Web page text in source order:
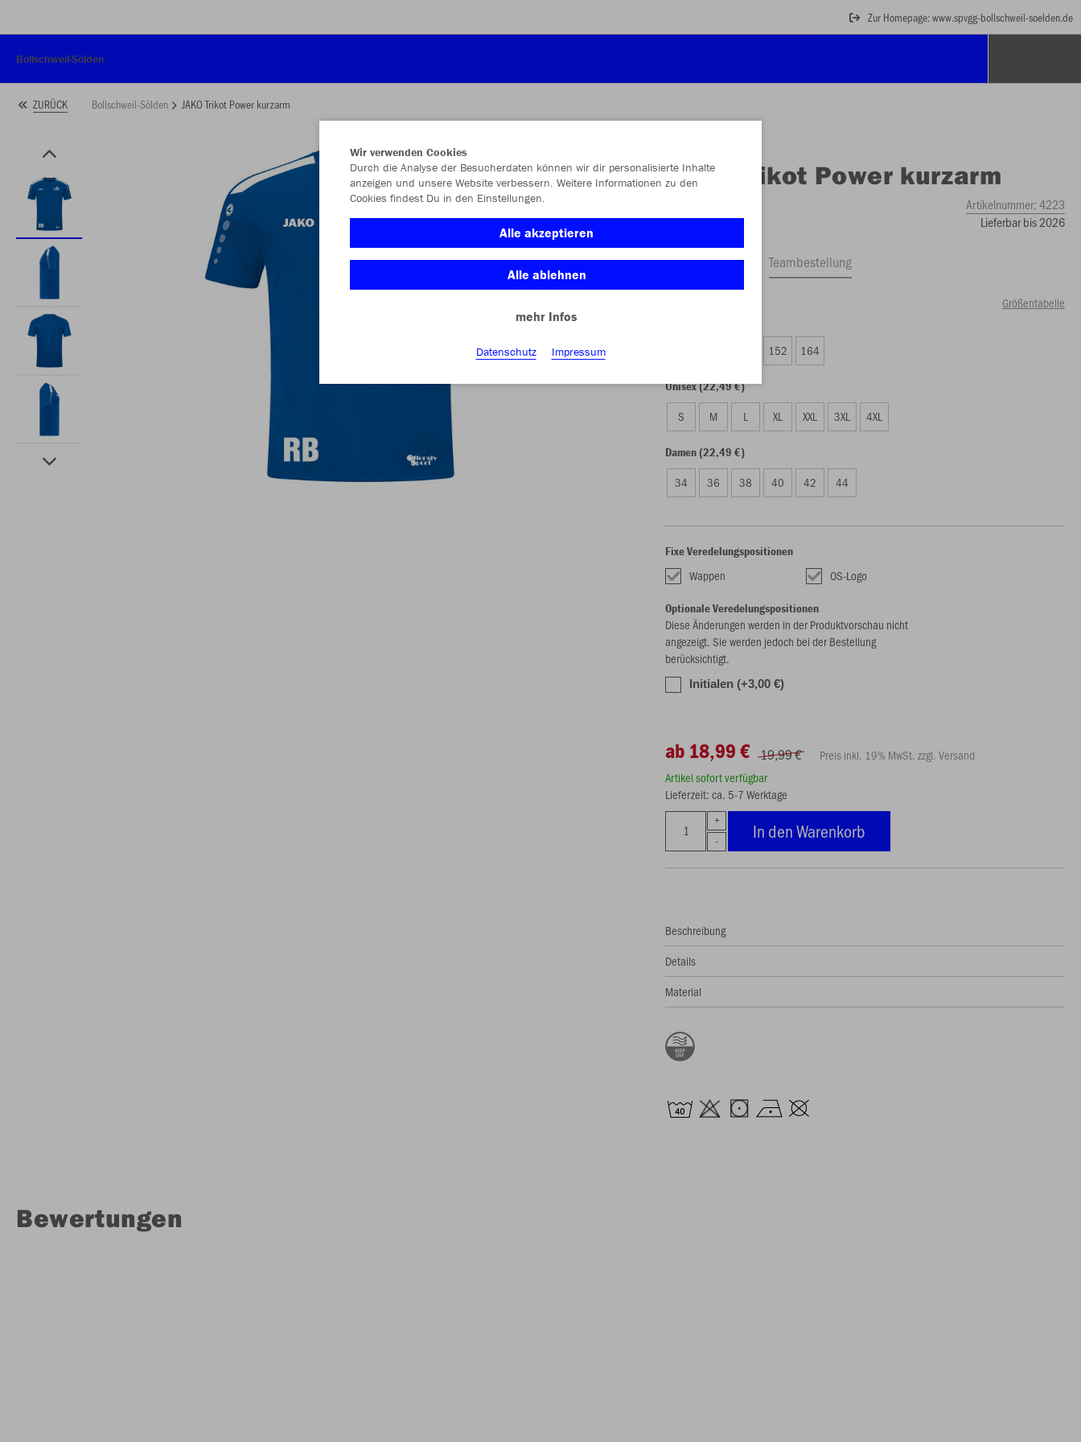
Zur Homepage: www.spvgg-bollschweil-soelden.de
Bollschweil-Sölden
ZURÜCK Bollschweil-Sölden JAKO Trikot Power kurzarm
JAKO Trikot Power kurzarm
Artikelnummer:4223
Lieferbar bis 2026
Einzelauftrag Teambestellung
Größentabelle
152 164
Unisex (22,49 €)
S M L XL XXL 3XL 4XL
Damen (22,49 €)
34 36 38 40 42 44
Fixe Veredelungspositionen
Wappen OS-Logo
Optionale Veredelungspositionen
Diese Änderungen werden in der Produktvorschau nicht
angezeigt. Sie werden jedoch bei der Bestellung
berücksichtigt.
Initialen (+3,00 €)
ab 18,99 € 19,99 €
Preis inkl. 19% MwSt. zzgl. Versand
Artikel sofort verfügbar
Lieferzeit: ca. 5-7 Werktage
In den Warenkorb
Beschreibung
Details
Material
Bewertungen
Wir verwenden Cookies
Durch die Analyse der Besucherdaten können wir dir personalisierte Inhalte
anzeigen und unsere Website verbessern. Weitere Informationen zu den
Cookies findest Du in den Einstellungen.
Alle akzeptieren
Alle ablehnen
mehr Infos
Datenschutz Impressum